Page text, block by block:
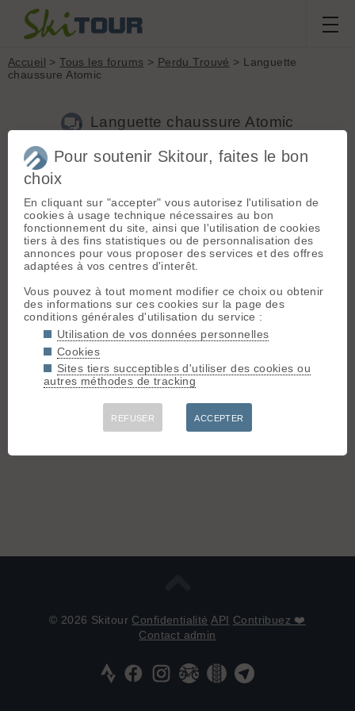
Accueil >Tous les forums > Perdu Trouvé > Languette
chaussure Atomic
Languette chaussure Atomic
Nouveau sujet
virgil[1post] - Le 24/11/2024 15:19
Trouvée le 23/11/24, sur les pistes de Ceillac, une languette
de chaussure Atomic. Je l'ai déposée au pied du mélezet sous
le panneau d'affichage du QG des pisteurs.
VictorG[21posts] - Le 27/11/2024 08:53
Salut, c'était la mienne.
J'étais sur la petite bosse au dessus de toi quand tu montais,
j'étais redescendu pour voir si elle n'était pas sur la trace de
montée et je me suis douté que si tu l'avais trouvé tu laissera
en bas.
Merci en tout cas 😉
Connectez-vous pour poster
© 2026 Skitour Confidentialité API Contribuez ❤️
Contact admin
Pour soutenir Skitour, faites le bon
choix
En cliquant sur "accepter" vous autorisez l'utilisation de
cookies à usage technique nécessaires au bon
fonctionnement du site, ainsi que l'utilisation de cookies
tiers à des fins statistiques ou de personnalisation des
annonces pour vous proposer des services et des offres
adaptées à vos centres d'interêt.
Vous pouvez à tout moment modifier ce choix ou obtenir
des informations sur ces cookies sur la page des
conditions générales d'utilisation du service :
Utilisation de vos données personnelles
Cookies
Sites tiers succeptibles d'utiliser des cookies ou
autres méthodes de tracking
REFUSER ACCEPTER